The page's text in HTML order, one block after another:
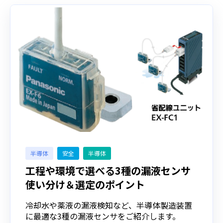
半導体 安全 半導体
工程や環境で選べる3種の漏液センサ
使い分け＆選定のポイント
冷却水や薬液の漏液検知など、半導体製造装置
に最適な3種の漏液センサをご紹介します。